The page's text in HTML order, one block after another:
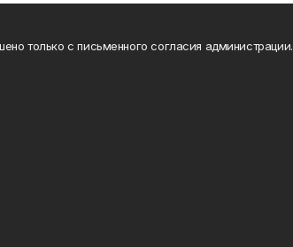
только с письменного согласия администрации.